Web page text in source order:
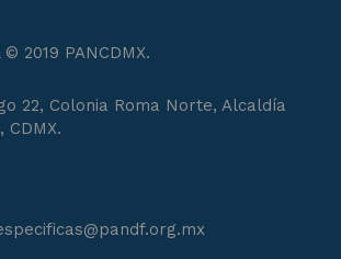
2019 PANCDMX.
22, Colonia Roma Norte, Alcaldía
CDMX.